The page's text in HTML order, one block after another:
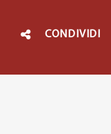
CONDIVIDI